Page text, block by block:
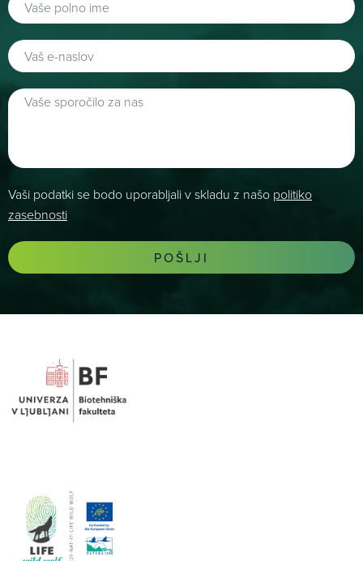
Vaši podatki se bodo uporabljali v skladu z našo politiko
zasebnosti
POŠLJI